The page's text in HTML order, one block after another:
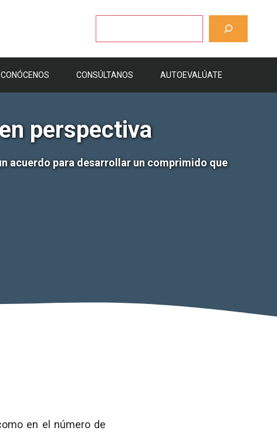
CONÓCENOS CONSÚLTANOS AUTOEVALÚATE
perspectiva
acuerdo para desarrollar un comprimido que
en el número de